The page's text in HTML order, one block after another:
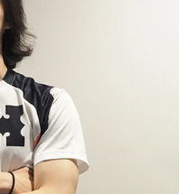
田将洋と過ごした時間＞＞